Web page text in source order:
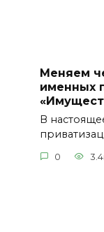
Меняем
именных
В
0